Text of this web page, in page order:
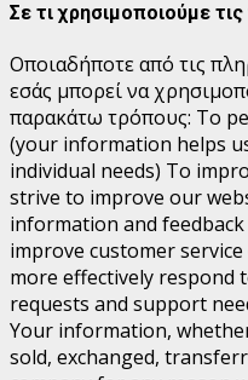
Σε τι χρησιμοποιούμε
Οποιαδήποτε από τις
εσάς μπορεί να
παρακάτω τρόπους: To
(your information helps
individual needs) To
strive to improve our
information and
improve customer
more effectively respond
requests and support
Your information,
sold, exchanged,